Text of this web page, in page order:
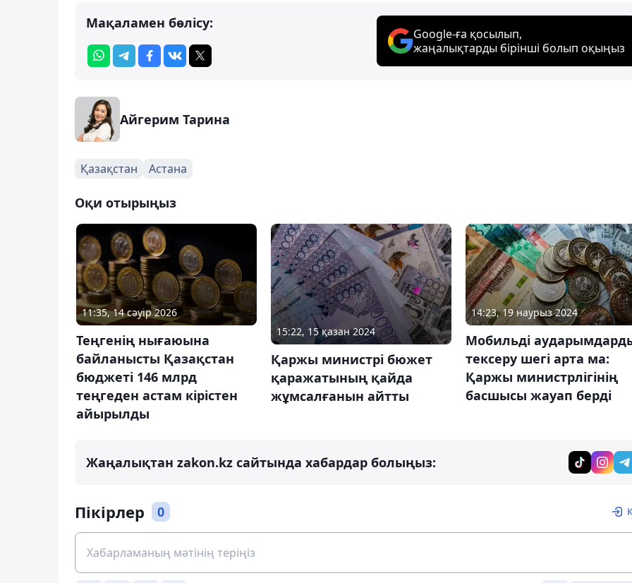
Мақаламен бөлісу:
Google-ға қосылып,
жаңалықтарды бірінші болып оқыңыз
Айгерим Тарина
Қазақстан Астана
Оқи отырыңыз
11:35, 14 сәуір 2026
Теңгенің нығаюына
байланысты Қазақстан
бюджеті 146 млрд
теңгеден астам кірістен
айырылды
15:22, 15 қазан 2024
Қаржы министрі бюжет
қаражатының қайда
жұмсалғанын айтты
14:23, 19 наурыз 2024
Мобильді
тексеру шегі арта ма:
Қаржы министрлігінің
басшысы жауап берді
Жаңалықтан zakon.kz сайтында хабардар болыңыз:
Пікірлер 0